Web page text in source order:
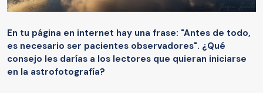
En tu página en internet hay una frase: "Antes de todo,
es necesario ser pacientes observadores". ¿Qué
consejo les darías a los lectores que quieran iniciarse
en la astrofotografía?